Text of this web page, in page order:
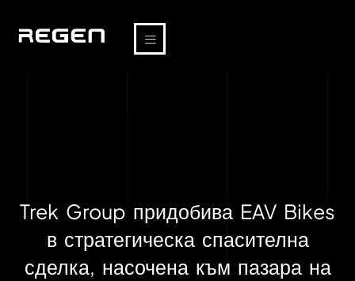
Trek Group придобива EAV Bikes
в стратегическа спасителна
сделка, насочена към пазара на